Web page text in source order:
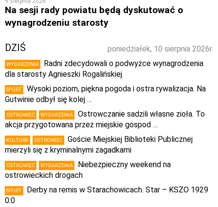
Na sesji rady powiatu będą dyskutować o
wynagrodzeniu starosty
poniedziałek, 10 sierpnia 2026r.
DZIŚ
WYDARZENIA
Radni zdecydowali o podwyżce wynagrodzenia
dla starosty Agnieszki Rogalińskiej
SPORT
Wysoki poziom, piękna pogoda i ostra rywalizacja. Na
Gutwinie odbył się kolej …
OSTROWIEC WYDARZENIA
Ostrowczanie sadzili własne zioła. To
akcja przygotowana przez miejskie gospod …
KULTURA OSTROWIEC
Goście Miejskiej Biblioteki Publicznej
mierzyli się z kryminalnymi zagadkami
OSTROWIEC WYDARZENIA
Niebezpieczny weekend na
ostrowieckich drogach
SPORT
Derby na remis w Starachowicach. Star – KSZO 1929
0:0